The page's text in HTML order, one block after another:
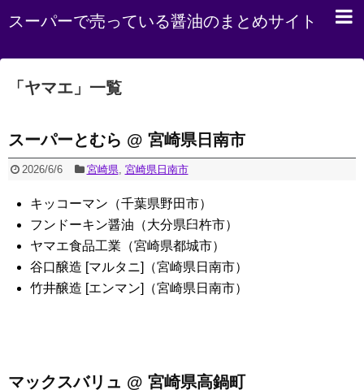
スーパーで売っている醤油のまとめサイト
「 ヤマエ 」 一覧
スーパーとむら @ 宮崎県日南市
2026/6/6 宮崎県, 宮崎県日南市
キッコーマン（千葉県野田市）
フンドーキン醤油（大分県臼杵市）
ヤマエ食品工業（宮崎県都城市）
谷口醸造 [マルタニ]（宮崎県日南市）
竹井醸造 [エンマン]（宮崎県日南市）
マックスバリュ @ 宮崎県高鍋町